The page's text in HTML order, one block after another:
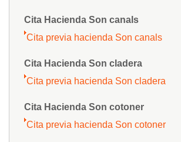
Cita Hacienda Son canals
Cita previa hacienda Son canals
Cita Hacienda Son cladera
Cita previa hacienda Son cladera
Cita Hacienda Son cotoner
Cita previa hacienda Son cotoner